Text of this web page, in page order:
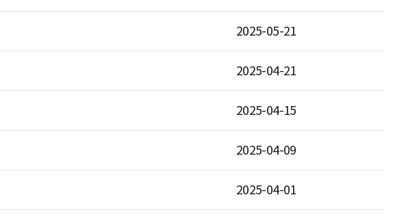
2025-05-21
2025-04-21
2025-04-15
2025-04-09
2025-04-01